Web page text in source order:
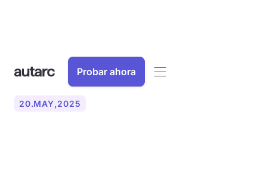
Probar ahora
20.MAY,2025